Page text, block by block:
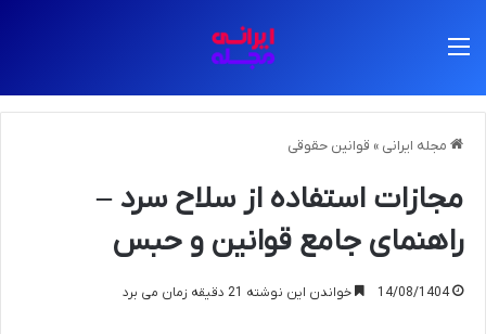
مجله ایرانی » قوانین حقوقی
مجازات استفاده از سلاح سرد –
راهنمای جامع قوانین و حبس
14/08/1404 خواندن این نوشته 21 دقیقه زمان می برد